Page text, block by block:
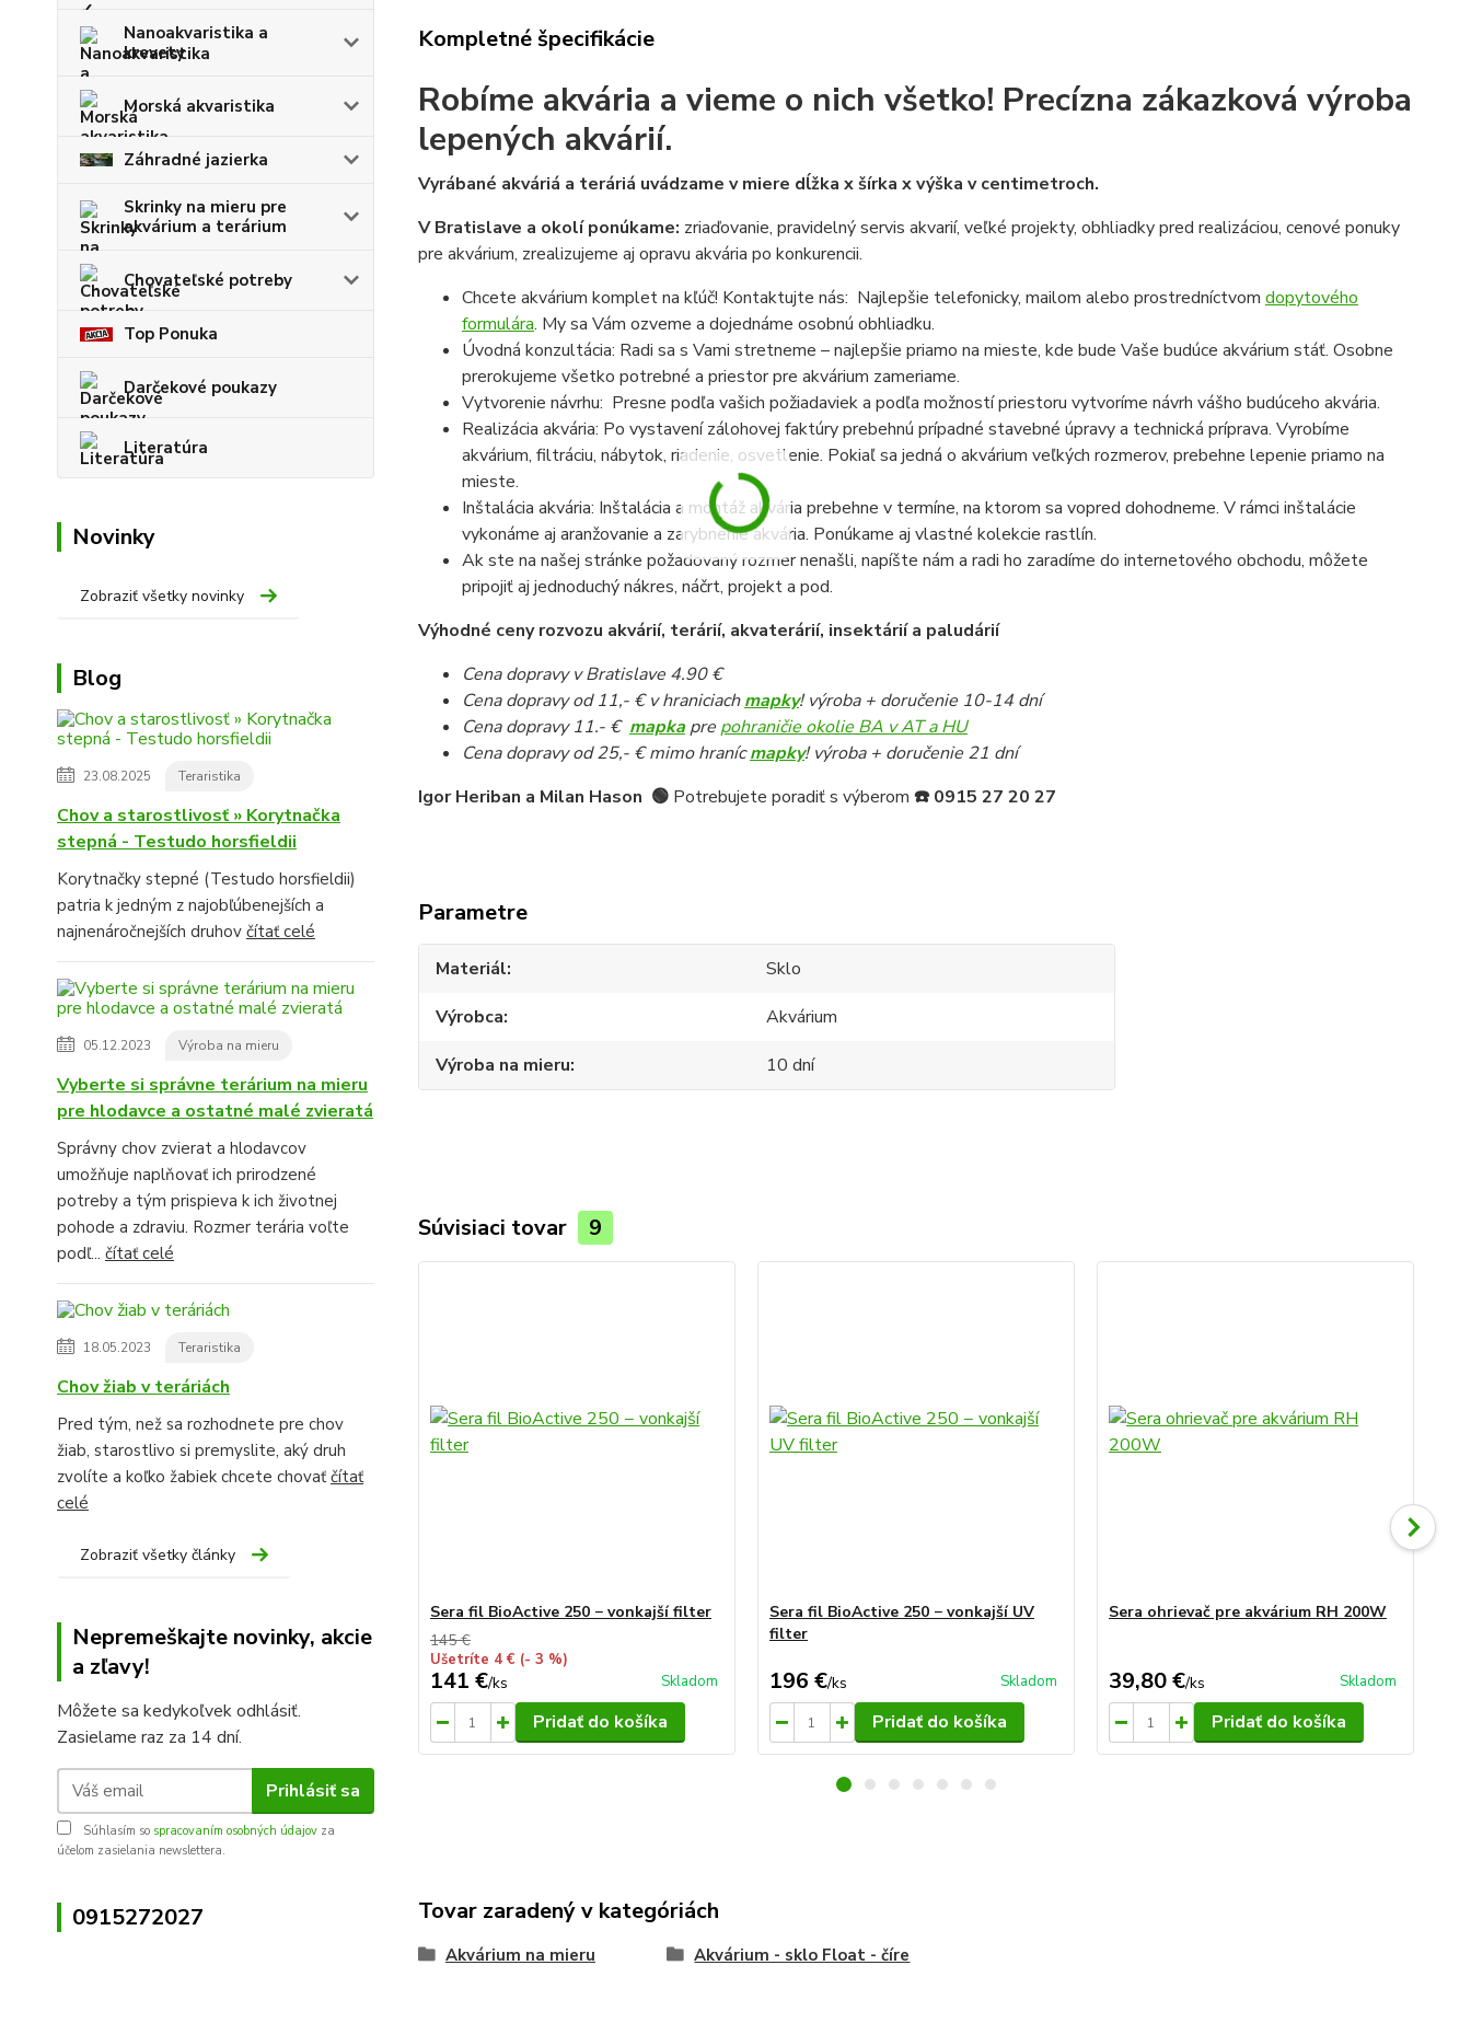
Nanoakvaristika a
krevety
Morská akvaristika
Záhradné jazierka
Skrinky na mieru pre
akvárium a terárium
Chovateľské potreby
Top Ponuka
Darčekové poukazy
Literatúra
Novinky
Zobraziť všetky novinky
Blog
23.08.2025 Teraristika
Chov a starostlivosť » Korytnačka
stepná - Testudo horsfieldii
Korytnačky stepné (Testudo horsfieldii)
patria k jedným z najobľúbenejších a
najnenáročnejších druhov čítať celé
05.12.2023 Výroba na mieru
Vyberte si správne terárium na mieru
pre hlodavce a ostatné malé zvieratá
Správny chov zvierat a hlodavcov
umožňuje naplňovať ich prirodzené
potreby a tým prispieva k ich životnej
pohode a zdraviu. Rozmer terária voľte
podľ... čítať celé
18.05.2023 Teraristika
Chov žiab v teráriách
Pred tým, než sa rozhodnete pre chov
žiab, starostlivo si premyslite, aký druh
zvolíte a koľko žabiek chcete chovaťčítať
celé
Zobraziť všetky články
Nepremeškajte novinky, akcie
a zľavy!
Môžete sa kedykoľvek odhlásiť.
Zasielame raz za 14 dní.
Prihlásiť sa
Súhlasím so spracovaním osobných údajov za
účelom zasielania newslettera.
0915272027
Kompletné špecifikácie
Robíme akvária a vieme o nich všetko! Precízna zákazková výroba
lepených akvárií.
Vyrábané akváriá a teráriá uvádzame v miere dĺžka x šírka x výška v centimetroch.
V Bratislave a okolí ponúkame: zriaďovanie, pravidelný servis akvarií, veľké projekty, obhliadky pred realizáciou, cenové ponuky
pre akvárium, zrealizujeme aj opravu akvária po konkurencii.
Chcete akvárium komplet na kľúč! Kontaktujte nás: Najlepšie telefonicky, mailom alebo prostredníctvom dopytového
formulára. My sa Vám ozveme a dojednáme osobnú obhliadku.
Úvodná konzultácia: Radi sa s Vami stretneme – najlepšie priamo na mieste, kde bude Vaše budúce akvárium stáť. Osobne
prerokujeme všetko potrebné a priestor pre akvárium zameriame.
Vytvorenie návrhu: Presne podľa vašich požiadaviek a podľa možností priestoru vytvoríme návrh vášho budúceho akvária.
Realizácia akvária: Po vystavení zálohovej faktúry prebehnú prípadné stavebné úpravy a technická príprava. Vyrobíme
akvárium, filtráciu, nábytok, riadenie, osvetlenie. Pokiaľ sa jedná o akvárium veľkých rozmerov, prebehne lepenie priamo na
mieste.
Inštalácia akvária: Inštalácia a montáž akvária prebehne v termíne, na ktorom sa vopred dohodneme. V rámci inštalácie
vykonáme aj aranžovanie a zarybnenie akvária. Ponúkame aj vlastné kolekcie rastlín.
Ak ste na našej stránke požadovaný rozmer nenašli, napíšte nám a radi ho zaradíme do internetového obchodu, môžete
pripojiť aj jednoduchý nákres, náčrt, projekt a pod.
Výhodné ceny rozvozu akvárií, terárií, akvaterárií, insektárií a paludárií
Cena dopravy v Bratislave 4.90 €
Cena dopravy od 11,- € v hraniciachmapky! výroba + doručenie 10-14 dní
Cena dopravy 11.- € mapkapre pohraničie okolie BA v AT a HU
Cena dopravy od 25,- € mimo hranícmapky! výroba + doručenie 21 dní
Igor Heriban a Milan Hason 🟢 Potrebujete poradiť s výberom ☎️ 0915 27 20 27
Parametre
Materiál
Sklo
Výrobca
Akvárium
Výroba na mieru
10 dní
Súvisiaci tovar 9
Sera fil BioActive 250 − vonkajší filter
145 €
Ušetríte 4 € (- 3 %)
141 €/ks Skladom
Pridať do košíka
Sera fil BioActive 250 − vonkajší UV
filter
196 €/ks Skladom
Pridať do košíka
Sera ohrievač pre akvárium RH 200W
39,80 €/ks Skladom
Pridať do košíka
Tovar zaradený v kategóriách
Akvárium na mieru Akvárium - sklo Float - číre